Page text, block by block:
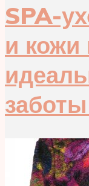
SPA-
и кожи